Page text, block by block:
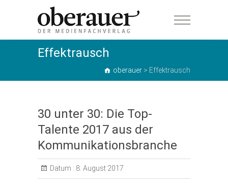
oberauer
Effektrausch
oberauer > Effektrausch
30 unter 30: Die Top-
Talente 2017 aus der
Kommunikationsbranche
Datum : 8. August 2017